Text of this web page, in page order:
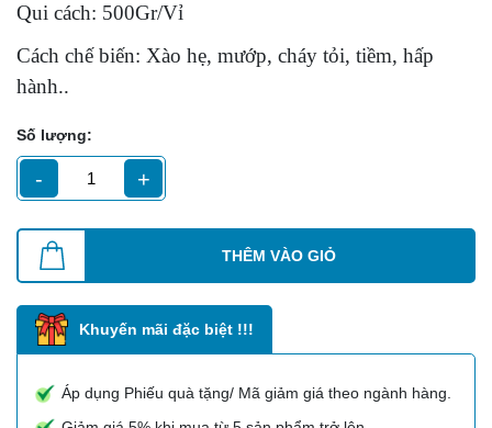
Qui cách: 500Gr/Vỉ
Cách chế biến: Xào hẹ, mướp, cháy tỏi, tiềm, hấp
hành..
Số lượng:
- +
THÊM VÀO GIỎ
Khuyến mãi đặc biệt !!!
Áp dụng Phiếu quà tặng/ Mã giảm giá theo ngành hàng.